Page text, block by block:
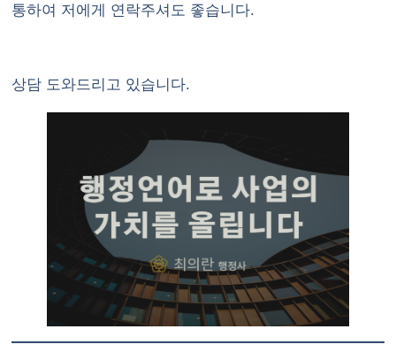
통하여 저에게 연락주셔도 좋습니다.
상담 도와드리고 있습니다.